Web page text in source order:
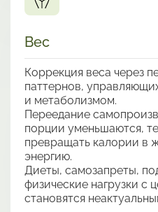
Вес
Коррекция веса через
паттернов,
и метаболизмом.
Переедание
порции уменьшаются,
превращать калории в
энергию.
Диеты, самозапреты,
физические нагрузки с
становятся